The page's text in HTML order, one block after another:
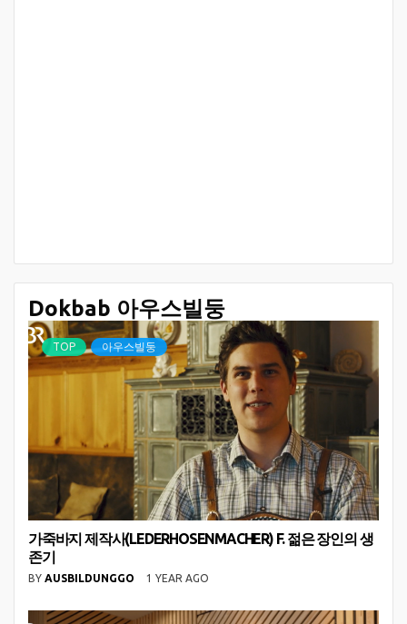
Dokbab 아우스빌둥
TOP 아우스빌둥
가죽바지 제작사(LEDERHOSENMACHER) F. 젊은 장인의 생
존기
BY AUSBILDUNGGO 1 YEAR AGO